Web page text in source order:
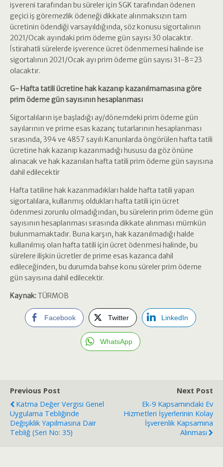
işvereni tarafından bu süreler için SGK tarafından ödenen
geçici iş göremezlik ödeneği dikkate alınmaksızın tam
ücretinin ödendiği varsayıldığında, söz konusu sigortalının
2021/Ocak ayındaki prim ödeme gün sayısı 30 olacaktır.
İstirahatli sürelerde işverence ücret ödenmemesi halinde ise
sigortalının 2021/Ocak ayı prim ödeme gün sayısı 31-8=23
olacaktır.
G- Hafta tatili ücretine hak kazanıp kazanılmamasına göre
prim ödeme gün sayısının hesaplanması
Sigortalıların işe başladığı ay/dönemdeki prim ödeme gün
sayılarının ve prime esas kazanç tutarlarının hesaplanması
sırasında, 394 ve 4857 sayılı Kanunlarda öngörülen hafta tatili
ücretine hak kazanıp kazanmadığı hususu da göz önüne
alınacak ve hak kazanılan hafta tatili prim ödeme gün sayısına
dahil edilecektir
Hafta tatiline hak kazanmadıkları halde hafta tatili yapan
sigortalılara, kullanmış oldukları hafta tatili için ücret
ödenmesi zorunlu olmadığından, bu sürelerin prim ödeme gün
sayısının hesaplanması sırasında dikkate alınması mümkün
bulunmamaktadır. Buna karşın, hak kazanılmadığı halde
kullanılmış olan hafta tatili için ücret ödenmesi halinde, bu
sürelere ilişkin ücretler de prime esas kazanca dahil
edileceğinden, bu durumda bahse konu süreler prim ödeme
gün sayısına dahil edilecektir.
Kaynak:TÜRMOB
Facebook Twitter LinkedIn
WhatsApp
Previous Post
Katma Değer Vergisi Genel
Uygulama Tebliğinde
Değişiklik Yapılmasına Dair
Tebliğ (Seri No: 35)
Next Post
Ek-9 Kapsamındaki Ev
Hizmetleri İşyerlerinin Kolay
İşverenlik Kapsamına
Alınması